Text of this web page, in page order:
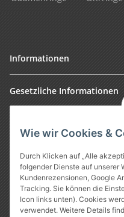
Wie wir Cookies &
Durch Klicken auf „Alle
folgender Dienste auf unserer
Kundenrezensionen, Google
Tracking. Sie können die
Icon links unten). Cookies
verwendet. Weitere Details
Informationen
Gesetzliche Informationen